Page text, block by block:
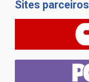
Sites parceiros